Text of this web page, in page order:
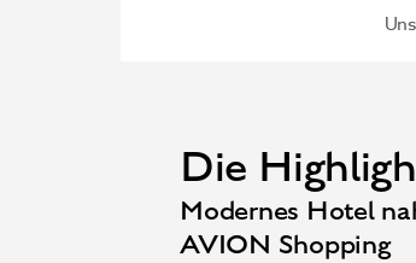
Die
Modernes Hotel
AVION Shopping